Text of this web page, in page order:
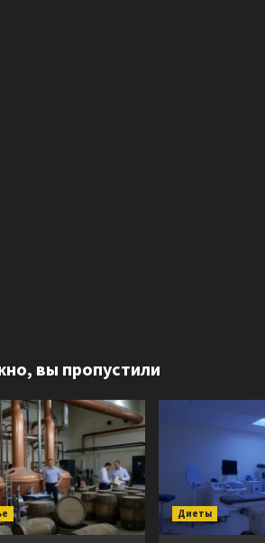
вы пропустили
Диеты